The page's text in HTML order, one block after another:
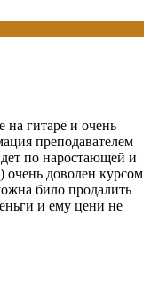
на гитаре и очень
преподавателем
по наростающей и
очень доволен курсом
било продалить
и ему цени не